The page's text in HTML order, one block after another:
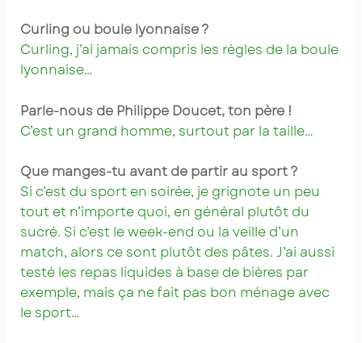
Curling ou boule lyonnaise ?
Curling, j’ai jamais compris les règles de la boule
lyonnaise…
Parle-nous de Philippe Doucet, ton père !
C’est un grand homme, surtout par la taille…
Que manges-tu avant de partir au sport ?
Si c’est du sport en soirée, je grignote un peu
tout et n’importe quoi, en général plutôt du
sucré. Si c’est le week-end ou la veille d’un
match, alors ce sont plutôt des pâtes. J’ai aussi
testé les repas liquides à base de bières par
exemple, mais ça ne fait pas bon ménage avec
le sport…